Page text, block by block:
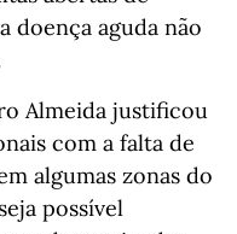
doença aguda não
Almeida justificou
com a falta de
algumas zonas do
possível